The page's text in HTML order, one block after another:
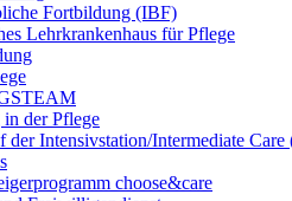
Fortbildung (IBF)
Lehrkrankenhaus für Pflege
der Pflege
der Intensivstation/Intermediate
choose&care